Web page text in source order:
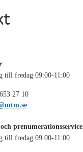
till fredag 09:00-11:00
27 10
prenumerationsservice
till fredag 09:00-11:00